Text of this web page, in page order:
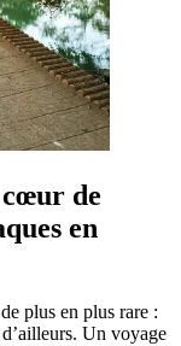
cœur de
en
plus en plus rare :
Un voyage